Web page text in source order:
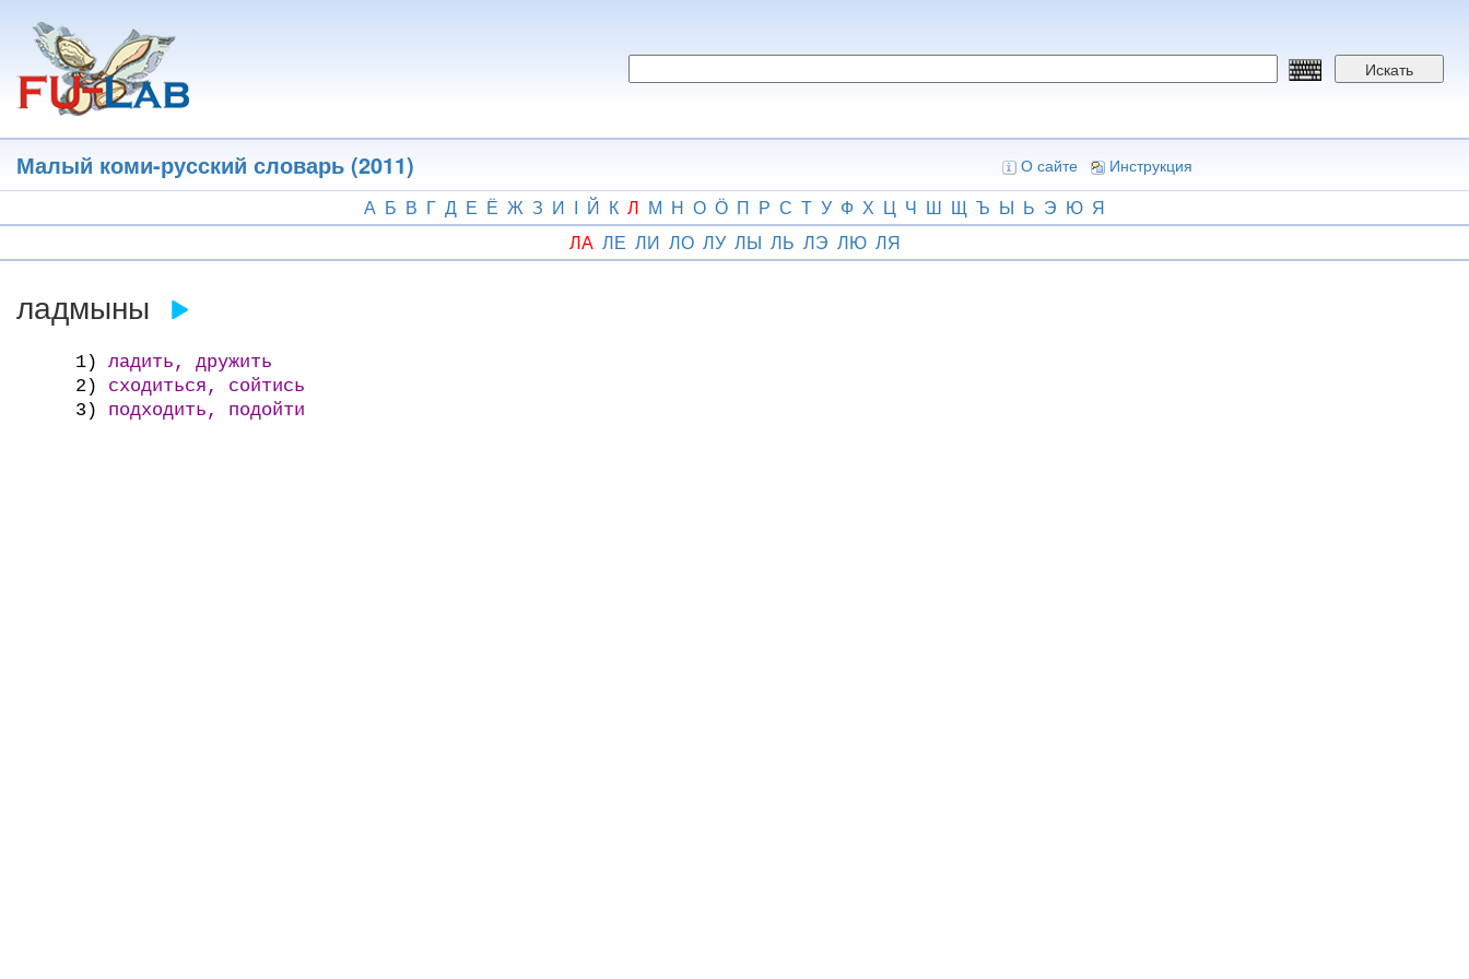
основному
содержанию
Искать
Малый коми-русский словарь (2011) О сайте Инструкция
А Б В Г Д Е Ё Ж З И І Й К Л М Н О Ӧ П Р С Т У Ф Х Ц Ч Ш Щ Ъ Ы Ь Э Ю Я
ЛА ЛЕ ЛИ ЛО ЛУ ЛЫ ЛЬ ЛЭ ЛЮ ЛЯ
ладмыны
1)
ладить, дружить
2)
сходиться, сойтись
3)
подходить, подойти